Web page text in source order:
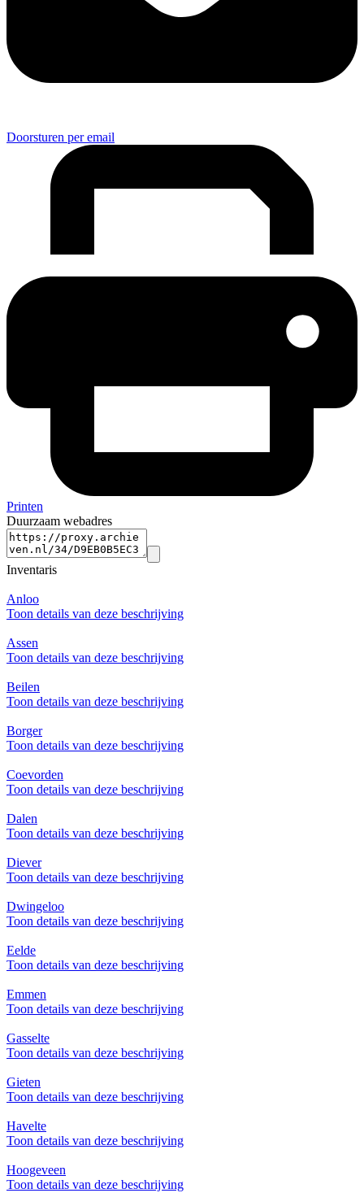
Doorsturen per email
Printen
Duurzaam webadres
Inventaris
Anloo
Toon details van deze beschrijving
Assen
Toon details van deze beschrijving
Beilen
Toon details van deze beschrijving
Borger
Toon details van deze beschrijving
Coevorden
Toon details van deze beschrijving
Dalen
Toon details van deze beschrijving
Diever
Toon details van deze beschrijving
Dwingeloo
Toon details van deze beschrijving
Eelde
Toon details van deze beschrijving
Emmen
Toon details van deze beschrijving
Gasselte
Toon details van deze beschrijving
Gieten
Toon details van deze beschrijving
Havelte
Toon details van deze beschrijving
Hoogeveen
Toon details van deze beschrijving